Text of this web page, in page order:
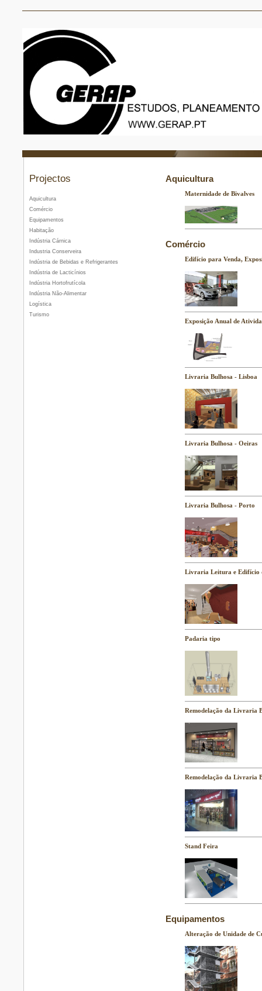
Projectos
Aquicultura
Comércio
Equipamentos
Habitação
Indústria Cárnica
Industria Conserveira
Indústria de Bebidas e Refrigerantes
Indústria de Lacticínios
Indústria Hortofrutícola
Indústria Não-Alimentar
Logística
Turismo
Aquicultura
Maternidade de Bivalves
Comércio
Edifício para Venda,
Exposição Anual de
Livraria Bulhosa - Lisboa
Livraria Bulhosa - Oeiras
Livraria Bulhosa - Porto
Livraria Leitura e Edifício
Padaria tipo
Remodelação da Livraria
Remodelação da Livraria
Stand Feira
Equipamentos
Alteração de Unidade de